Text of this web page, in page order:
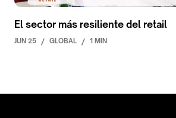
El sector más resiliente del retail
JUN 25 / GLOBAL / 1 MIN